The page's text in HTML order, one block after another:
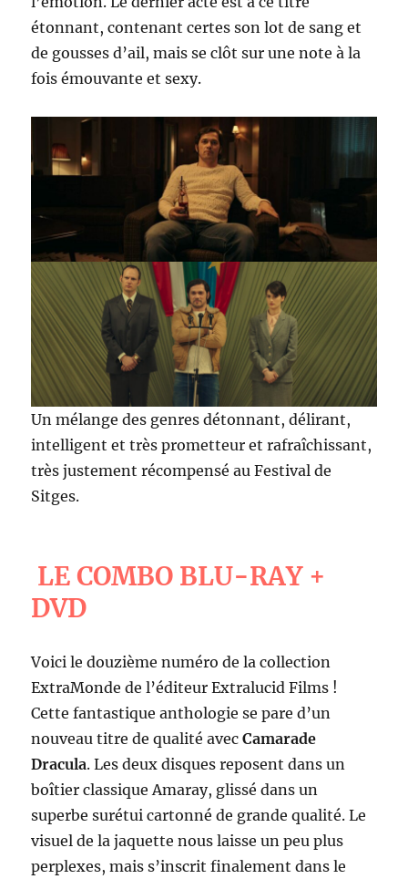
étonnant, contenant certes son lot de sang et
de gousses d’ail, mais se clôt sur une note à la
fois émouvante et sexy.
Un mélange des genres détonnant, délirant,
intelligent et très prometteur et rafraîchissant,
très justement récompensé au Festival de
Sitges.
LE COMBO BLU-RAY +
DVD
Voici le douzième numéro de la collection
ExtraMonde de l’éditeur Extralucid Films !
Cette fantastique anthologie se pare d’un
nouveau titre de qualité avecCamarade
Dracula. Les deux disques reposent dans un
boîtier classique Amaray, glissé dans un
superbe surétui cartonné de grande qualité. Le
visuel de la jaquette nous laisse un peu plus
perplexes, mais s’inscrit finalement dans le